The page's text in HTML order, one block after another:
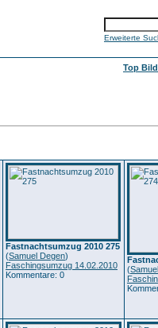
Erweiterte
Top
Fastnachtsumzug 2010 275
(Samuel Degen)
Faschingsumzug 14.02.2010
Kommentare: 0
(